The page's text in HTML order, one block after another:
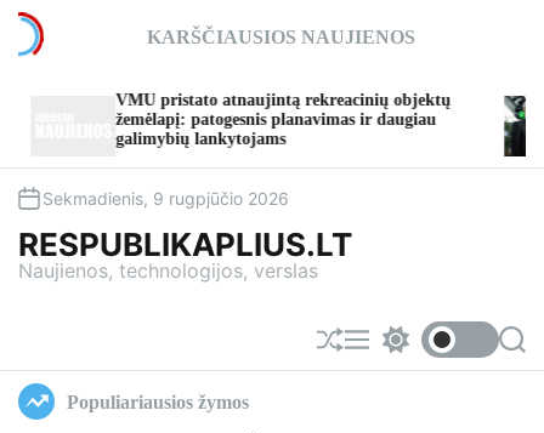
c
KARŠČIAUSIOS NAUJIENOS
VMU pristato atnaujintą rekreacinių objektų
žemėlapį: patogesnis planavimas ir daugiau
galimybių lankytojams
Šalies
Sekmadienis, 9 rugpjūčio 2026
RESPUBLIKAPLIUS.LT
Naujienos, technologijos, verslas
S
h
M
e w
S
e
Populiariausios žymos